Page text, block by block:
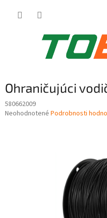
Ohraničujúci
580662009
Priemerné
Neohodnotené Podrobnosti